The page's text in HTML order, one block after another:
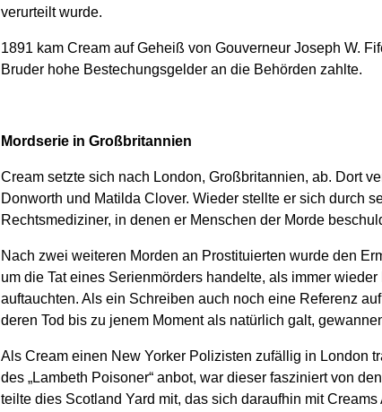
verurteilt wurde.
1891 kam Cream auf Geheiß von Gouverneur Joseph W.
Bruder hohe Bestechungsgelder an die Behörden zahlte.
Mordserie in Großbritannien
Cream setzte sich nach London, Großbritannien, ab. Dort
Donworth und Matilda Clover. Wieder stellte er sich durch
Rechtsmediziner, in denen er Menschen der Morde
Nach zwei weiteren Morden an Prostituierten wurde den
um die Tat eines Serienmörders handelte, als immer
auftauchten. Als ein Schreiben auch noch eine Referenz
deren Tod bis zu jenem Moment als natürlich galt,
Als Cream einen New Yorker Polizisten zufällig in London
des „Lambeth Poisoner“ anbot, war dieser fasziniert von
teilte dies Scotland Yard mit, das sich daraufhin mit